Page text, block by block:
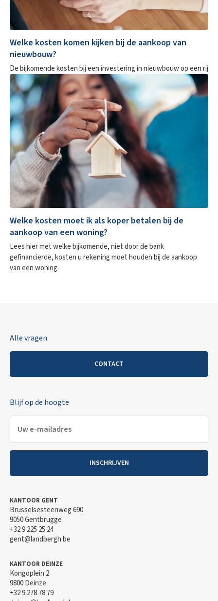
Welke kosten komen kijken bij de aankoop van
nieuwbouw?
De bijkomende kosten bij een investering in nieuwbouw op een rij
Welke kosten moet ik als koper betalen bij de
aankoop van een woning?
Lees hier met welke bijkomende, niet door de bank
gefinancierde, kosten u rekening moet houden bij de aankoop
van een woning.
Alle vragen
CONTACT
Blijf op de hoogte
INSCHRIJVEN
KANTOOR GENT
Brusselsesteenweg 690
9050 Gentbrugge
+32 9 225 25 24
gent@landbergh.be
KANTOOR DEINZE
Kongoplein 2
9800 Deinze
+32 9 278 78 79